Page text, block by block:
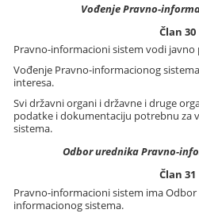
Vođenje Pravno-
Član 30
Pravno-informacioni sistem vodi javno
Vođenje Pravno-informacionog
interesa.
Svi državni organi i državne i druge
podatke i dokumentaciju potrebnu za
sistema.
Odbor urednika Pravno-
Član 31
Pravno-informacioni sistem ima
informacionog sistema.